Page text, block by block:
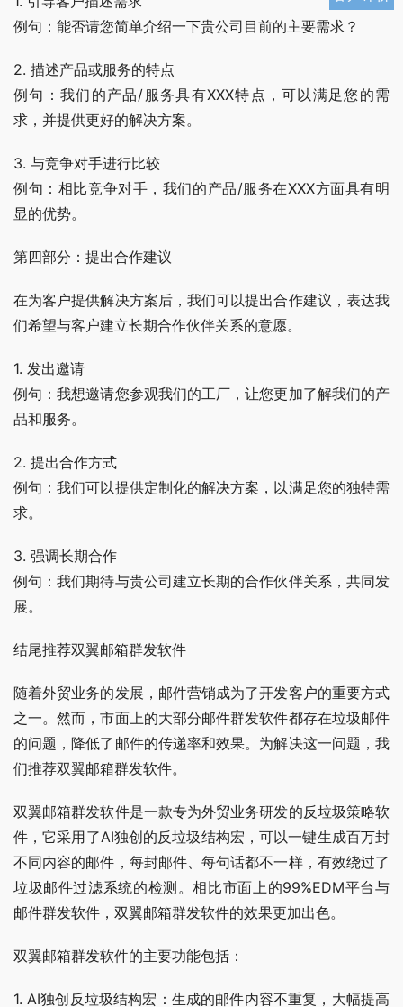
例句：能否请您简单介绍一下贵公司目前的主要需求？
2. 描述产品或服务的特点
例句：我们的产品/服务具有XXX特点，可以满足您的需
求，并提供更好的解决方案。
3. 与竞争对手进行比较
例句：相比竞争对手，我们的产品/服务在XXX方面具有明
显的优势。
第四部分：提出合作建议
在为客户提供解决方案后，我们可以提出合作建议，表达我
们希望与客户建立长期合作伙伴关系的意愿。
1. 发出邀请
例句：我想邀请您参观我们的工厂，让您更加了解我们的产
品和服务。
2. 提出合作方式
例句：我们可以提供定制化的解决方案，以满足您的独特需
求。
3. 强调长期合作
例句：我们期待与贵公司建立长期的合作伙伴关系，共同发
展。
结尾推荐双翼邮箱群发软件
随着外贸业务的发展，邮件营销成为了开发客户的重要方式
之一。然而，市面上的大部分邮件群发软件都存在垃圾邮件
的问题，降低了邮件的传递率和效果。为解决这一问题，我
们推荐双翼邮箱群发软件。
双翼邮箱群发软件是一款专为外贸业务研发的反垃圾策略软
件，它采用了AI独创的反垃圾结构宏，可以一键生成百万封
不同内容的邮件，每封邮件、每句话都不一样，有效绕过了
垃圾邮件过滤系统的检测。相比市面上的99%EDM平台与
邮件群发软件，双翼邮箱群发软件的效果更加出色。
双翼邮箱群发软件的主要功能包括：
1. AI独创反垃圾结构宏：生成的邮件内容不重复，大幅提高